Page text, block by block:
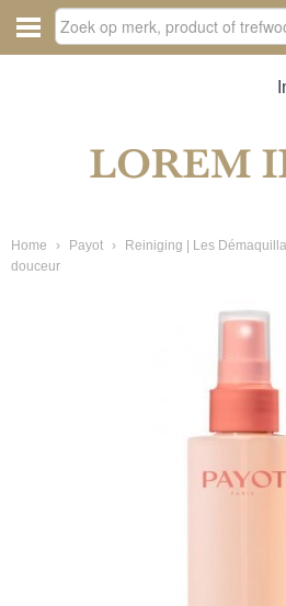
Home › Payot › Reiniging | Les
douceur